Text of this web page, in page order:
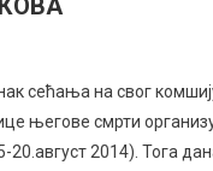
сећања на свог
његове смрти
2014). Тога